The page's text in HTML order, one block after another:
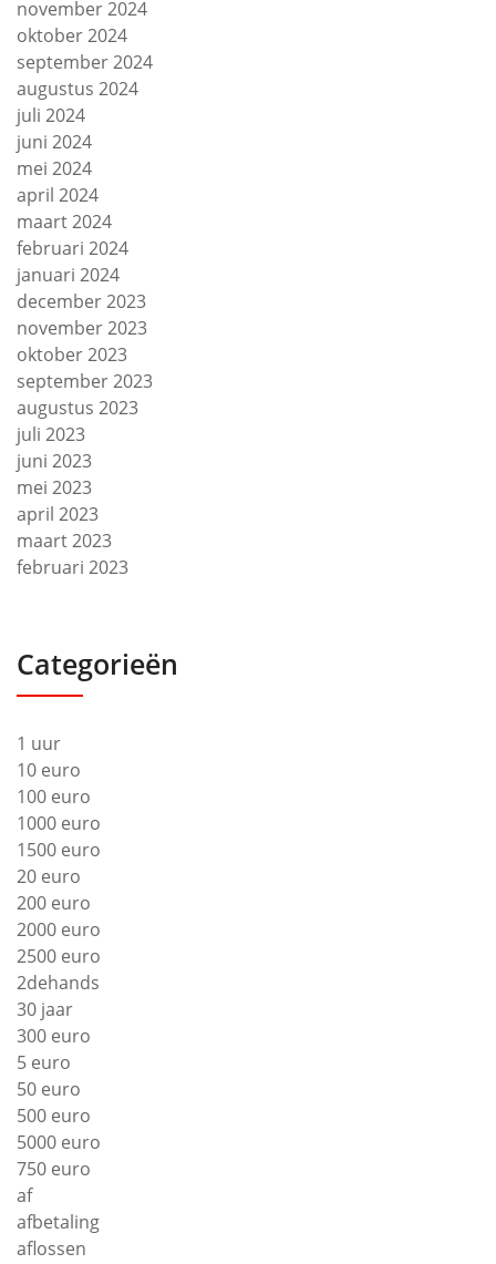
november 2024
oktober 2024
september 2024
augustus 2024
juli 2024
juni 2024
mei 2024
april 2024
maart 2024
februari 2024
januari 2024
december 2023
november 2023
oktober 2023
september 2023
augustus 2023
juli 2023
juni 2023
mei 2023
april 2023
maart 2023
februari 2023
Categorieën
1 uur
10 euro
100 euro
1000 euro
1500 euro
20 euro
200 euro
2000 euro
2500 euro
2dehands
30 jaar
300 euro
5 euro
50 euro
500 euro
5000 euro
750 euro
af
afbetaling
aflossen